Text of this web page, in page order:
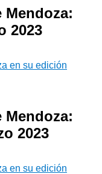
Mendoza:
2023
en su edición
Mendoza:
2023
en su edición